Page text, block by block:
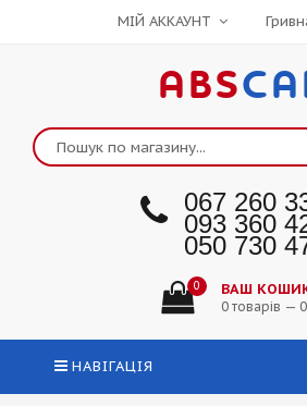
МІЙ АККАУНТ
ABS
067 260
093 360
050 730
0 ВАШ
0 товарів — 0
НАВІГАЦІЯ